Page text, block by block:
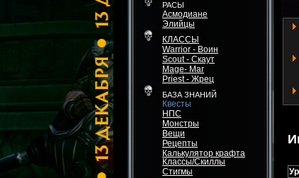
РАСЫ
Асмодиане
Элийцы
КЛАССЫ
Warrior - Воин
Scout - Скаут
Mage- Маг
Priest - Жрец
БАЗА ЗНАНИЙ
Квесты
НПС
Монстры
Вещи
Рецепты
Калькулятор крафта
Классы/Скиллы
Стигмы